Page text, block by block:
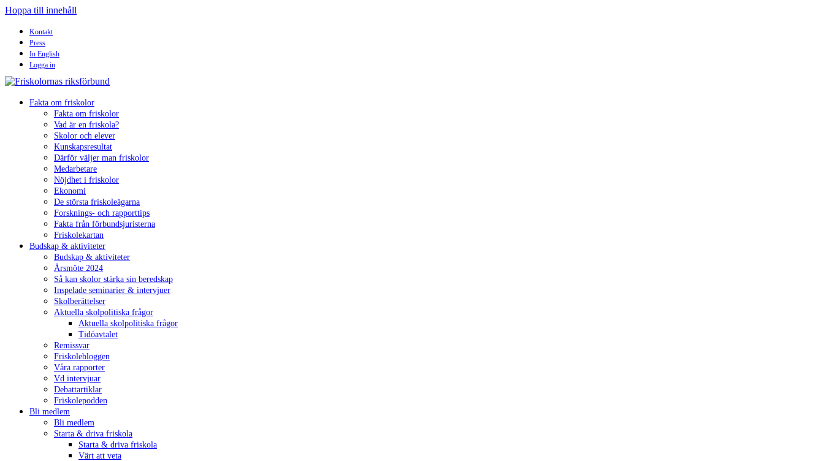
Hoppa till innehåll
Kontakt
Press
In English
Logga in
Fakta om friskolor
Fakta om friskolor
Vad är en friskola?
Skolor och elever
Kunskapsresultat
Därför väljer man friskolor
Medarbetare
Nöjdhet i friskolor
Ekonomi
De största friskoleägarna
Forsknings- och rapporttips
Fakta från förbundsjuristerna
Friskolekartan
Budskap & aktiviteter
Budskap & aktiviteter
Årsmöte 2024
Så kan skolor stärka sin beredskap
Inspelade seminarier & intervjuer
Skolberättelser
Aktuella skolpolitiska frågor
Aktuella skolpolitiska frågor
Tidöavtalet
Remissvar
Friskolebloggen
Våra rapporter
Vd intervjuar
Debattartiklar
Friskolepodden
Bli medlem
Bli medlem
Starta & driva friskola
Starta & driva friskola
Värt att veta